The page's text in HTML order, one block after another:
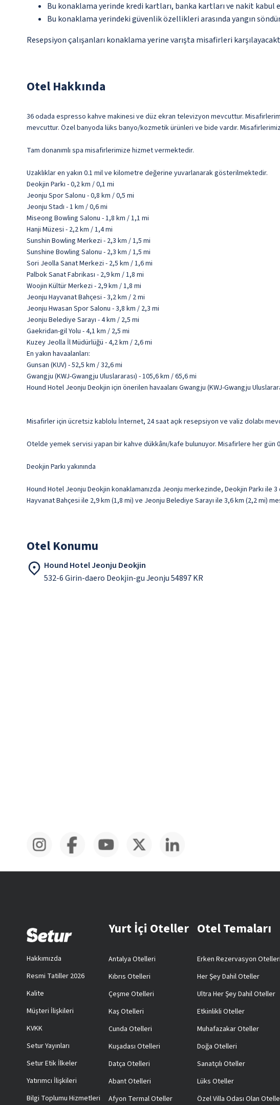
Bu konaklama yerinde kredi kartları, banka kartları ve nakit kabul
Bu konaklama yerindeki güvenlik özellikleri arasında yangın
Resepsiyon çalışanları konaklama yerine varışta misafirleri
Otel Hakkında
36 odada espresso kahve makinesi ve düz ekran televizyon mevcuttur.
mevcuttur. Özel banyoda lüks banyo/kozmetik ürünleri ve bide vardır.
Tam donanımlı spa misafirlerimize hizmet vermektedir.
Uzaklıklar en yakın 0.1 mil ve kilometre değerine yuvarlanarak gösterilmektedir.
Deokjin Parkı - 0,2 km / 0,1 mi
Jeonju Spor Salonu - 0,8 km / 0,5 mi
Jeonju Stadı - 1 km / 0,6 mi
Miseong Bowling Salonu - 1,8 km / 1,1 mi
Hanji Müzesi - 2,2 km / 1,4 mi
Sunshin Bowling Merkezi - 2,3 km / 1,5 mi
Sunshine Bowling Salonu - 2,3 km / 1,5 mi
Sori Jeolla Sanat Merkezi - 2,5 km / 1,6 mi
Palbok Sanat Fabrikası - 2,9 km / 1,8 mi
Woojin Kültür Merkezi - 2,9 km / 1,8 mi
Jeonju Hayvanat Bahçesi - 3,2 km / 2 mi
Jeonju Hwasan Spor Salonu - 3,8 km / 2,3 mi
Jeonju Belediye Sarayı - 4 km / 2,5 mi
Gaekridan-gil Yolu - 4,1 km / 2,5 mi
Kuzey Jeolla İl Müdürlüğü - 4,2 km / 2,6 mi
En yakın havaalanları:
Gunsan (KUV) - 52,5 km / 32,6 mi
Gwangju (KWJ-Gwangju Uluslararası) - 105,6 km / 65,6 mi
Hound Hotel Jeonju Deokjin için önerilen havaalanı Gwangju (KWJ-Gwangju
Misafirler için ücretsiz kablolu İnternet, 24 saat açık resepsiyon ve valiz dolabı
Otelde yemek servisi yapan bir kahve dükkânı/kafe bulunuyor. Misafirlere her gün
Deokjin Parkı yakınında
Hound Hotel Jeonju Deokjin konaklamanızda Jeonju merkezinde, Deokjin Parkı
Hayvanat Bahçesi ile 2,9 km (1,8 mi) ve Jeonju Belediye Sarayı ile 3,6 km (2,2 mi)
Otel Konumu
Hound Hotel Jeonju Deokjin
532-6 Girin-daero Deokjin-gu Jeonju 54897 KR
Hakkımızda
Resmi Tatiller 2026
Kalite
Müşteri İlişkileri
KVKK
Setur Yayınları
Setur Etik İlkeler
Yatırımcı İlişkileri
Bilgi Toplumu Hizmetleri
Yurt İçi Oteller
Antalya Otelleri
Kıbrıs Otelleri
Çeşme Otelleri
Kaş Otelleri
Cunda Otelleri
Kuşadası Otelleri
Datça Otelleri
Abant Otelleri
Afyon Termal Oteller
Otel Temaları
Erken Rezervasyon Otelleri
Her Şey Dahil Oteller
Ultra Her Şey Dahil Oteller
Etkinlikli Oteller
Muhafazakar Oteller
Doğa Otelleri
Sanatçılı Oteller
Lüks Oteller
Özel Villa Odası Olan